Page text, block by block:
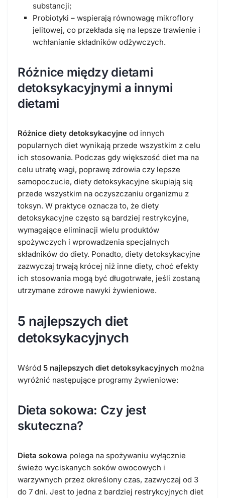
substancji;
Probiotyki – wspierają równowagę mikroflory
jelitowej, co przekłada się na lepsze trawienie i
wchłanianie składników odżywczych.
Różnice między dietami
detoksykacyjnymi a innymi
dietami
Różnice diety detoksykacyjne od innych
popularnych diet wynikają przede wszystkim z celu
ich stosowania. Podczas gdy większość diet ma na
celu utratę wagi, poprawę zdrowia czy lepsze
samopoczucie, diety detoksykacyjne skupiają się
przede wszystkim na oczyszczaniu organizmu z
toksyn. W praktyce oznacza to, że diety
detoksykacyjne często są bardziej restrykcyjne,
wymagające eliminacji wielu produktów
spożywczych i wprowadzenia specjalnych
składników do diety. Ponadto, diety detoksykacyjne
zazwyczaj trwają krócej niż inne diety, choć efekty
ich stosowania mogą być długotrwałe, jeśli zostaną
utrzymane zdrowe nawyki żywieniowe.
5 najlepszych diet
detoksykacyjnych
Wśród 5 najlepszych diet detoksykacyjnych można
wyróżnić następujące programy żywieniowe:
Dieta sokowa: Czy jest
skuteczna?
Dieta sokowa polega na spożywaniu wyłącznie
świeżo wyciskanych soków owocowych i
warzywnych przez określony czas, zazwyczaj od 3
do 7 dni. Jest to jedna z bardziej restrykcyjnych diet